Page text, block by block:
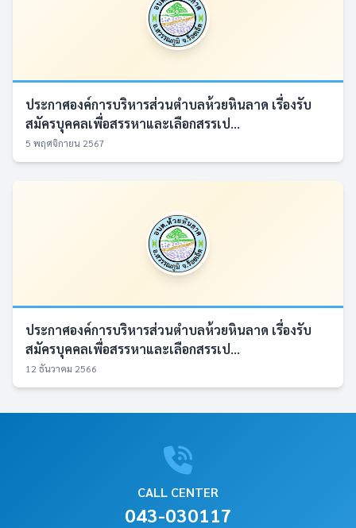
ประกาศองค์การบริหารส่วนตำบลห้วยหินลาด เรื่องรับ
สมัครบุคคลเพื่อสรรหาและเลือกสรรเป...
5 พฤศจิกายน 2567
ประกาศองค์การบริหารส่วนตำบลห้วยหินลาด เรื่องรับ
สมัครบุคคลเพื่อสรรหาและเลือกสรรเป...
12 ธันวาคม 2566
CALL CENTER
043-030117